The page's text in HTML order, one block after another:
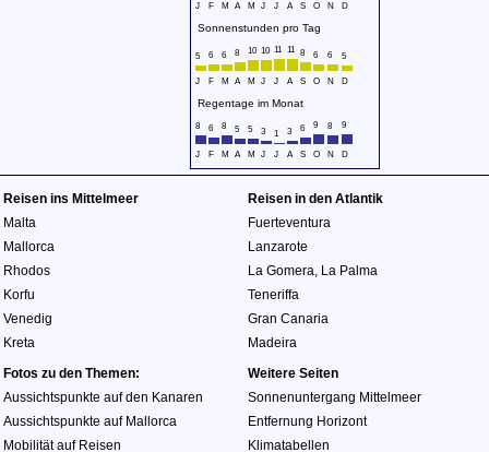
J F M A M J J A S O N D
Sonnenstunden pro Tag
5 6 6 8 10 10 11 11 8 6 6 5
J F M A M J J A S O N D
Regentage im Monat
8 6 8 5 5 3 1 3 6 9 8 9
J F M A M J J A S O N D
Reisen ins Mittelmeer
Malta
Mallorca
Rhodos
Korfu
Venedig
Kreta
Reisen in den Atlantik
Fuerteventura
Lanzarote
La Gomera, La Palma
Teneriffa
Gran Canaria
Madeira
Fotos zu den Themen:
Aussichtspunkte auf den Kanaren
Aussichtspunkte auf Mallorca
Mobilität auf Reisen
Weitere Seiten
Sonnenuntergang Mittelmeer
Entfernung Horizont
Klimatabellen